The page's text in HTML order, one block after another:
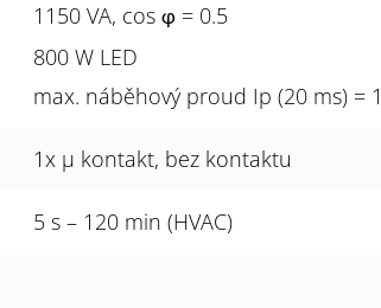
1150 VA, cos φ = 0.5
800 W LED
max. náběhový proud Ip (20 ms) =
1x µ kontakt, bez kontaktu
5 s – 120 min (HVAC)